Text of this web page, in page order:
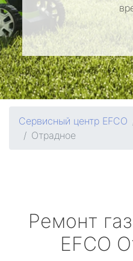
Сервисный центр EFCO
Отрадное
Ремонт
EFCO